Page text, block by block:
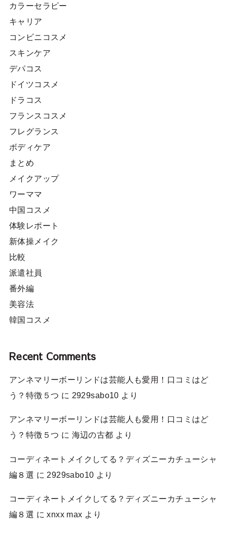
カラーセラピー
キャリア
コンビニコスメ
スキンケア
デパコス
ドイツコスメ
ドラコス
フランスコスメ
フレグランス
ボディケア
まとめ
メイクアップ
ワーママ
中国コスメ
体験レポート
新体操メイク
比較
派遣社員
番外編
美容法
韓国コスメ
Recent Comments
アンネマリーボーリンドは芸能人も愛用！口コミはど
う？特徴５つ に 2929sabo10 より
アンネマリーボーリンドは芸能人も愛用！口コミはど
う？特徴５つ に 海辺の古都 より
コーディネートメイクしてる？ディズニーカチューシャ
編８選 に 2929sabo10 より
コーディネートメイクしてる？ディズニーカチューシャ
編８選 にxnxx max より